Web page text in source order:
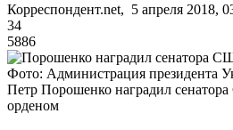
Корреспондент.net, 5 апреля 2018,
34
5886
Фото: Администрация президента
Петр Порошенко наградил
орденом